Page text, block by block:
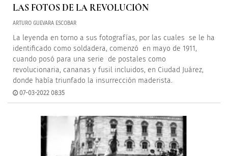
LAS FOTOS DE LA REVOLUCIÓN
ARTURO GUEVARA ESCOBAR
La leyenda en torno a sus fotografías, por las cuales se le ha
identificado como soldadera, comenzó en mayo de 1911,
cuando posó para una serie de postales como
revolucionaria, cananas y fusil incluidos, en Ciudad Juárez,
donde había triunfado la insurrección maderista.
07-03-2022 08:35